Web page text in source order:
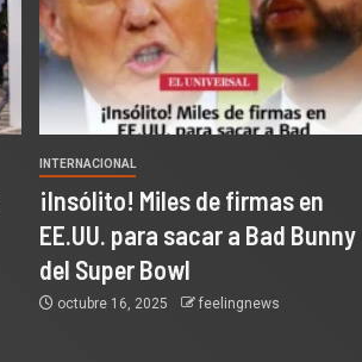
INTERNACIONAL
¡Insólito! Miles de firmas en
EE.UU. para sacar a Bad Bunny
del Super Bowl
octubre 16, 2025 feelingnews